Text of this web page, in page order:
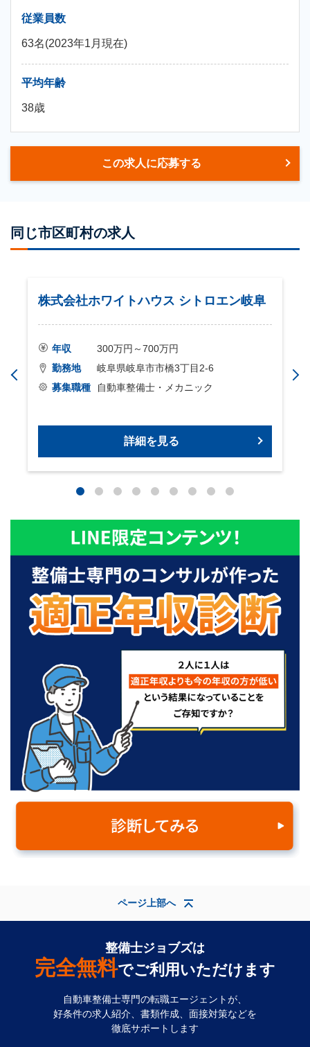
従業員数
63名(2023年1月現在)
平均年齢
38歳
この求人に応募する
同じ市区町村の求人
株式会社ホワイトハウス シトロエン岐阜
年収
300万円～700万円
勤務地
岐阜県岐阜市市橋3丁目2-6
募集職種
自動車整備士・メカニック
詳細を見る
ページ上部へ
整備士ジョブズは
完全無料でご利用いただけます
自動車整備士専門の転職エージェントが、
好条件の求人紹介、書類作成、面接対策などを
徹底サポートします